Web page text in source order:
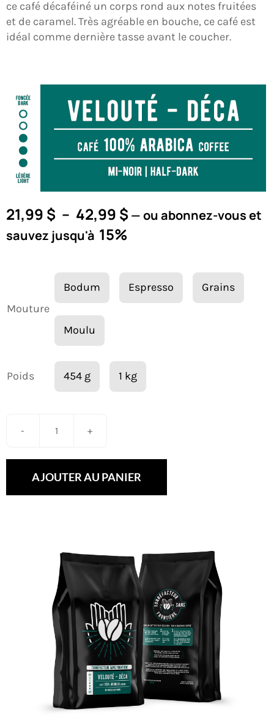
PANIER
EN
ce café décaféiné un corps rond aux notes fruitées
et de caramel. Très agréable en bouche, ce café est
idéal comme dernière tasse avant le coucher.
21,99 $ – 42,99 $Plage
21,99 $
à
—ou abonnez-vous et
sauvez jusqu'à 15%
Mouture
Bodum Espresso Grains
Moulu
Poids 454 g 1 kg
quantité
Velouté
AJOUTER AU PANIER